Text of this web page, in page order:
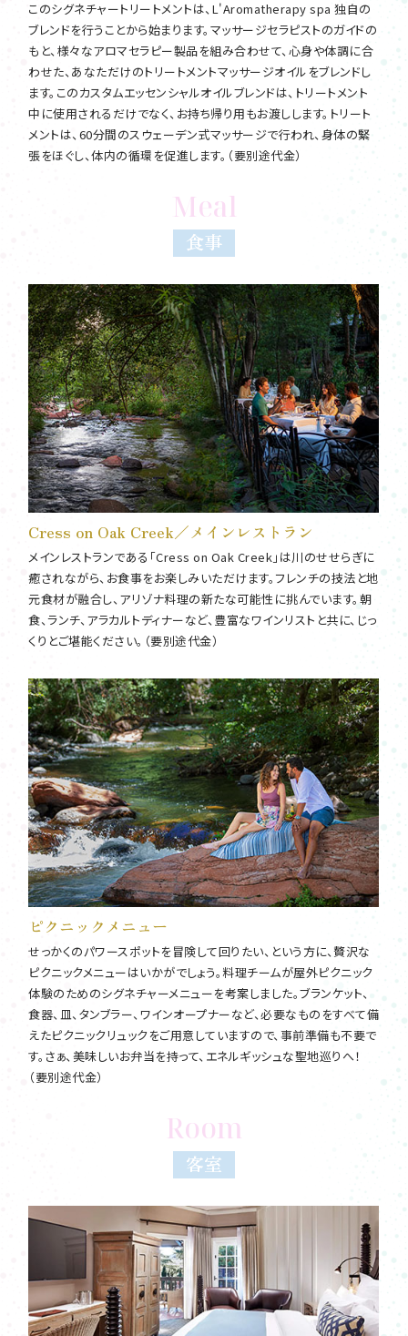
このシグネチャートリートメントは、L'Aromatherapy spa 独自の
ブレンドを行うことから始まります。マッサージセラピストのガイドの
もと、様々なアロマセラピー製品を組み合わせて、心身や体調に合
わせた、あなただけのトリートメントマッサージオイルをブレンドし
ます。このカスタムエッセンシャルオイルブレンドは、トリートメント
中に使用されるだけでなく、お持ち帰り用もお渡しします。トリート
メントは、60分間のスウェーデン式マッサージで行われ、身体の緊
張をほぐし、体内の循環を促進します。（要別途代金）
Meal
食事
Cress on Oak Creek／メインレストラン
メインレストランである「Cress on Oak Creek」は川のせせらぎに
癒されながら、お食事をお楽しみいただけます。フレンチの技法と地
元食材が融合し、アリゾナ料理の新たな可能性に挑んでいます。朝
食、ランチ、アラカルトディナーなど、豊富なワインリストと共に、じっ
くりとご堪能ください。（要別途代金）
ピクニックメニュー
せっかくのパワースポットを冒険して回りたい、という方に、贅沢な
ピクニックメニューはいかがでしょう。料理チームが屋外ピクニック
体験のためのシグネチャーメニューを考案しました。ブランケット、
食器、皿、タンブラー、ワインオープナーなど、必要なものをすべて備
えたピクニックリュックをご用意していますので、事前準備も不要で
す。さぁ、美味しいお弁当を持って、エネルギッシュな聖地巡りへ！
（要別途代金）
Room
客室